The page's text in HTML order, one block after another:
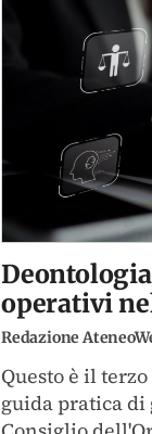
operativi
Redazione
Questo è il
guida pratica di